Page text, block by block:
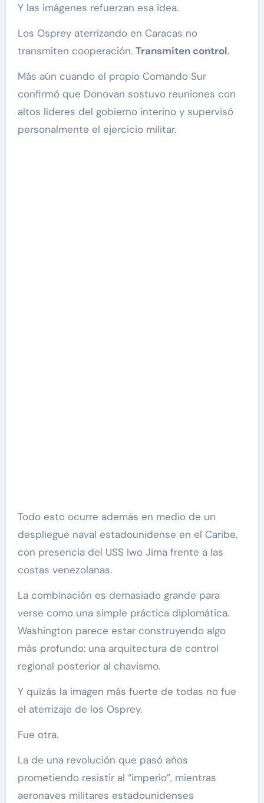
Y las imágenes refuerzan esa idea.
Los Osprey aterrizando en Caracas no
transmiten cooperación. Transmiten control.
Más aún cuando el propio Comando Sur
confirmó que Donovan sostuvo reuniones con
altos líderes del gobierno interino y supervisó
personalmente el ejercicio militar.
Todo esto ocurre además en medio de un
despliegue naval estadounidense en el Caribe,
con presencia del USS Iwo Jima frente a las
costas venezolanas.
La combinación es demasiado grande para
verse como una simple práctica diplomática.
Washington parece estar construyendo algo
más profundo: una arquitectura de control
regional posterior al chavismo.
Y quizás la imagen más fuerte de todas no fue
el aterrizaje de los Osprey.
Fue otra.
La de una revolución que pasó años
prometiendo resistir al “imperio”, mientras
aeronaves militares estadounidenses